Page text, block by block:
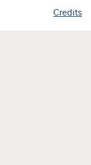
Credits